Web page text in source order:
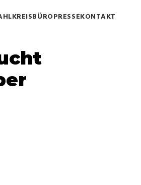
PRESSEKONTAKT